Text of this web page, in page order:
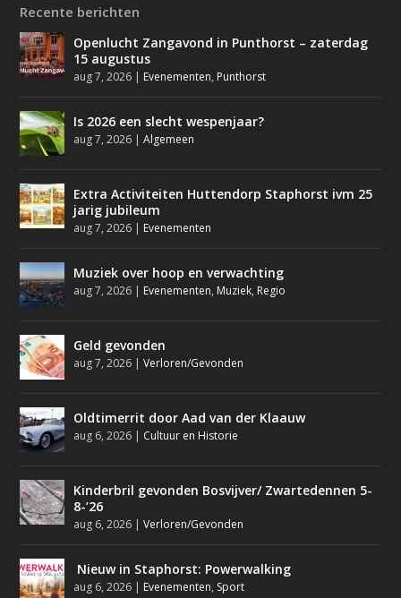
Recente berichten
Openlucht Zangavond in Punthorst – zaterdag
15 augustus
aug 7, 2026 | Evenementen, Punthorst
Is 2026 een slecht wespenjaar?
aug 7, 2026 |Algemeen
Extra Activiteiten Huttendorp Staphorst ivm 25
jarig jubileum
aug 7, 2026 | Evenementen
Muziek over hoop en verwachting
aug 7, 2026 | Evenementen, Muziek, Regio
Geld gevonden
aug 7, 2026 |Verloren/Gevonden
Oldtimerrit door Aad van der Klaauw
aug 6, 2026 | Cultuur en Historie
Kinderbril gevonden Bosvijver/ Zwartedennen 5-
8-’26
aug 6, 2026 |Verloren/Gevonden
Nieuw in Staphorst: Powerwalking
aug 6, 2026 | Evenementen, Sport